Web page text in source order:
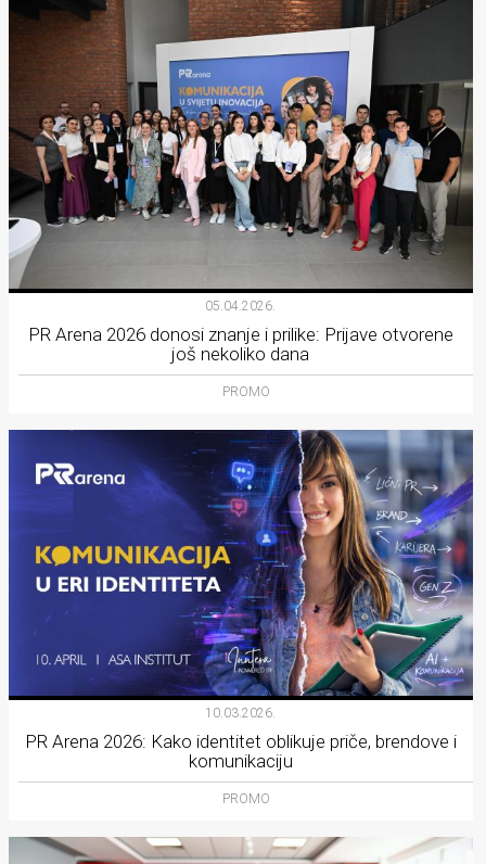
05.04.2026.
PR Arena 2026 donosi znanje i prilike: Prijave otvorene
još nekoliko dana
PROMO
10.03.2026.
PR Arena 2026: Kako identitet oblikuje priče, brendove i
komunikaciju
PROMO